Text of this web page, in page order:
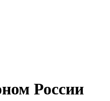
России